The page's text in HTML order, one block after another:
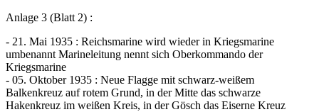
Anlage 3 (Blatt 2) :
- 21. Mai 1935 : Reichsmarine wird wieder in Kriegsmarine
umbenannt Marineleitung nennt sich Oberkommando der
Kriegsmarine
- 05. Oktober 1935 : Neue Flagge mit schwarz-weißem
Balkenkreuz auf rotem Grund, in der Mitte das schwarze
Hakenkreuz im weißen Kreis, in der Gösch das Eiserne Kreuz